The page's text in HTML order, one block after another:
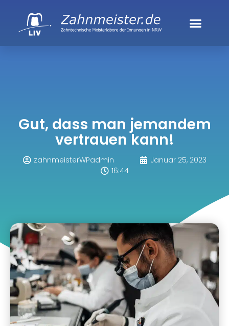
Gut, dass man jemandem
vertrauen kann!
zahnmeisterWPadmin
Januar 25, 2023
16:44